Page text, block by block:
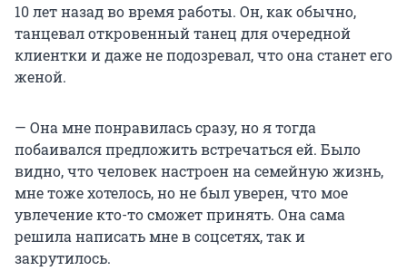
10 лет назад во время работы. Он, как обычно,
танцевал откровенный танец для очередной
клиентки и даже не подозревал, что она станет его
женой.
— Она мне понравилась сразу, но я тогда
побаивался предложить встречаться ей. Было
видно, что человек настроен на семейную жизнь,
мне тоже хотелось, но не был уверен, что мое
увлечение кто-то сможет принять. Она сама
решила написать мне в соцсетях, так и
закрутилось.